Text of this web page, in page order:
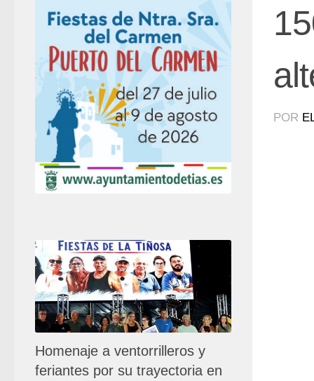
POR
Homenaje a ventorrilleros y
feriantes por su trayectoria en